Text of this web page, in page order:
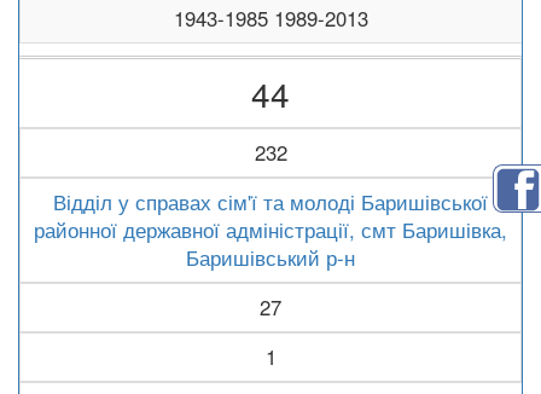
1943-1985 1989-2013
44
232
Відділ у справах сім'ї та молоді Баришівської
районної державної адміністрації, смт Баришівка,
Баришівський р-н
27
1